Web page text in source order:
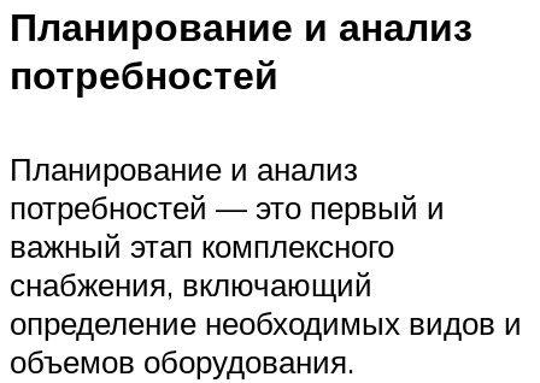
Планирование и анализ
потребностей
Планирование и анализ
потребностей — это первый и
важный этап комплексного
снабжения, включающий
определение необходимых видов и
объемов оборудования.